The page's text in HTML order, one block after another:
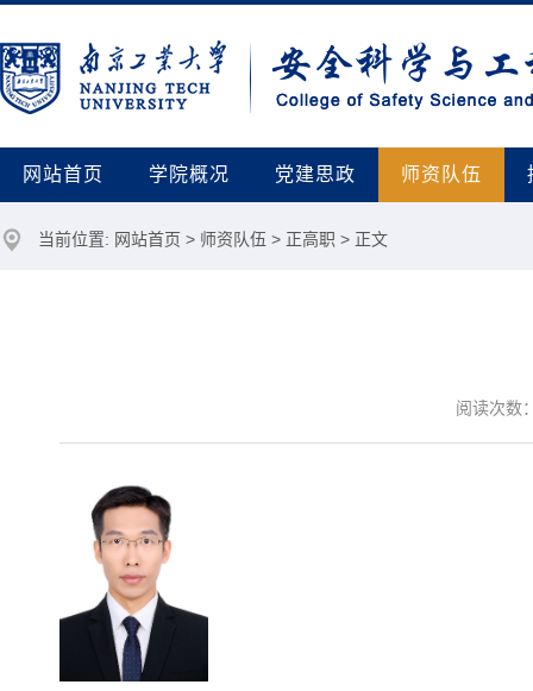
网站首页 学院概况 党建思政 师资队伍
当前位置: 网站首页 > 师资队伍 > 正高职 > 正文
阅读次数